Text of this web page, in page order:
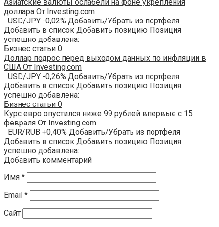
Азиатские валюты ослабели на фоне укрепления
доллара От Investing.com
USD/JPY -0,02% Добавить/Убрать из портфеля
Добавить в список Добавить позицию Позиция
успешно добавлена:
Бизнес статьи 0
Доллар подрос перед выходом данных по инфляции в
США От Investing.com
USD/JPY -0,26% Добавить/Убрать из портфеля
Добавить в список Добавить позицию Позиция
успешно добавлена:
Бизнес статьи 0
Курс евро опустился ниже 99 рублей впервые с 15
февраля От Investing.com
EUR/RUB +0,40% Добавить/Убрать из портфеля
Добавить в список Добавить позицию Позиция
успешно добавлена:
Добавить комментарий
Имя *
Email *
Сайт